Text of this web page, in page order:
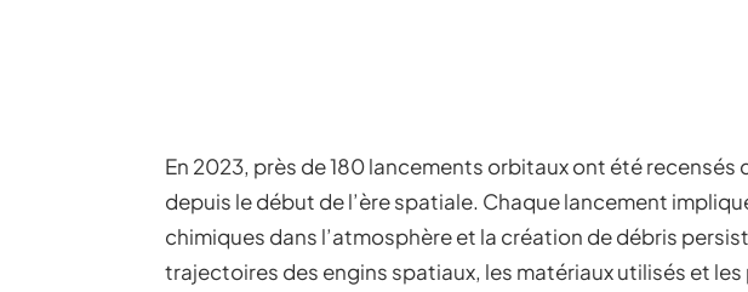
En 2023, près de 180 lancements orbitaux ont été recensés
depuis le début de l’ère spatiale. Chaque lancement
chimiques dans l’atmosphère et la création de débris
trajectoires des engins spatiaux, les matériaux utilisés et